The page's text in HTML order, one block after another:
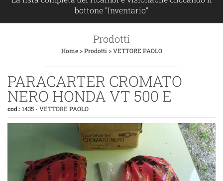
bottone "Inventario"
Prodotti
Home>Prodotti >VETTORE PAOLO
PARACARTER CROMATO
NERO HONDA VT 500 E
cod.:1435 - VETTORE PAOLO